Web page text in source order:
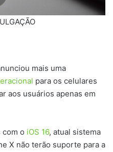
mais uma
para os celulares
aos usuários apenas em
com o iOS 16, atual sistema
X não terão suporte para a